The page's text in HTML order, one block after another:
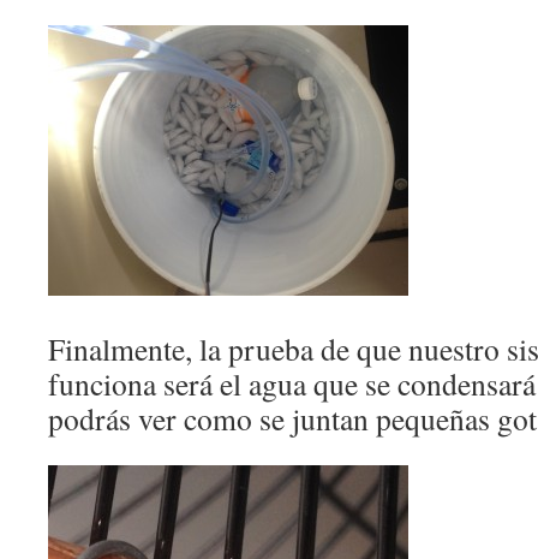
Finalmente, la prueba de que nuestro
funciona será el agua que se
podrás ver como se juntan pequeñas